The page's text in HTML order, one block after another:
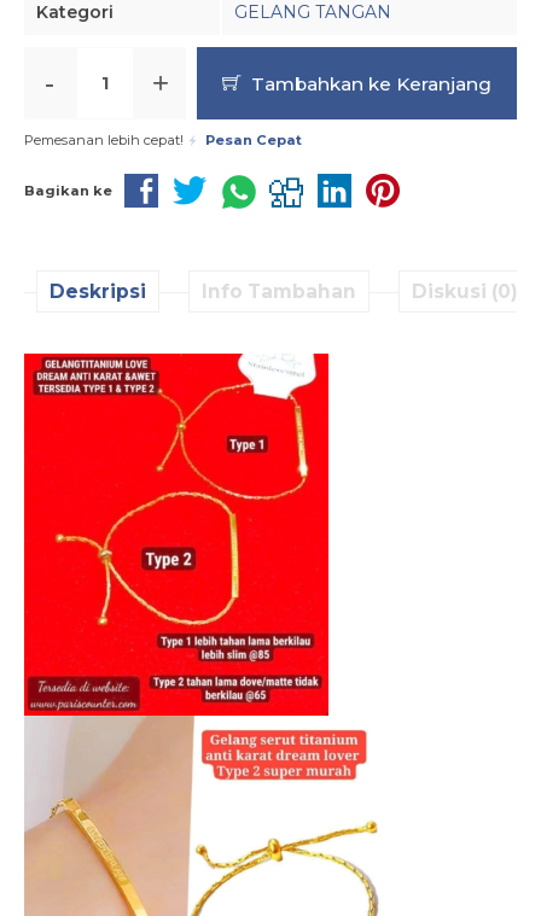
Kategori GELANG TANGAN
- + Tambahkan ke Keranjang
Pemesanan lebih cepat! Pesan Cepat
Bagikan ke
Deskripsi Info Tambahan Diskusi (0)